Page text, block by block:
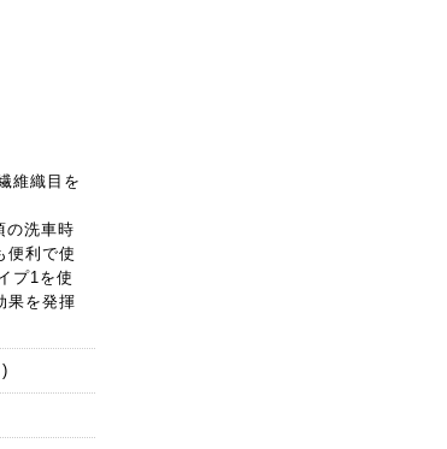
維織目を
の洗車時
便利で使
プ1を使
果を発揮